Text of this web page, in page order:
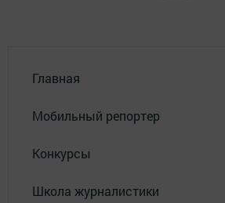
Главная
Мобильный репортер
Конкурсы
Школа журналистики